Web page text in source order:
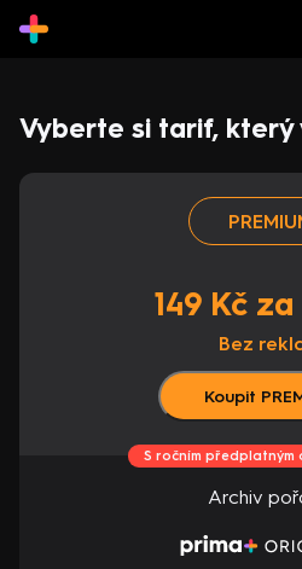
Vyberte si tarif, který
149 Kč
Bez
Koupit
S ročním předplatným
Archiv